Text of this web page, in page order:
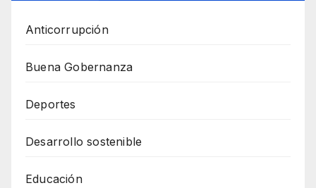
Anticorrupción
Buena Gobernanza
Deportes
Desarrollo sostenible
Educación